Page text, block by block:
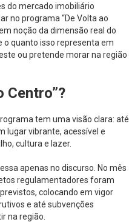
do mercado imobiliário
no programa “De Volta ao
noção da dimensão real do
o quanto isso representa em
ou pretende morar na região
Centro”?
tem uma visão clara: até
lugar vibrante, acessível e
cultura e lazer.
apenas no discurso. No mês
regulamentadores foram
colocando em vigor
e até subvenções
na região.